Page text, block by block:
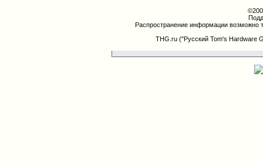
Распространение информации возможно
THG.ru ("Русский Tom's Hardware